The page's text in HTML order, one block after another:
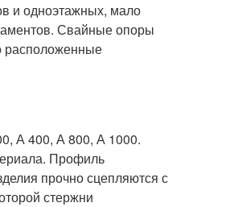
и одноэтажных, мало
Свайные опоры
расположенные
А 400, А 800, А 1000.
Профиль
прочно сцепляются с
стержни